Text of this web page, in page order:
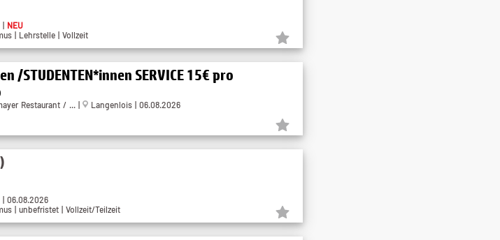
NEU
| Lehrstelle | Vollzeit
/STUDENTEN*innen SERVICE 15€ pro
Restaurant / ... | Langenlois | 06.08.2026
| 06.08.2026
| unbefristet | Vollzeit/Teilzeit